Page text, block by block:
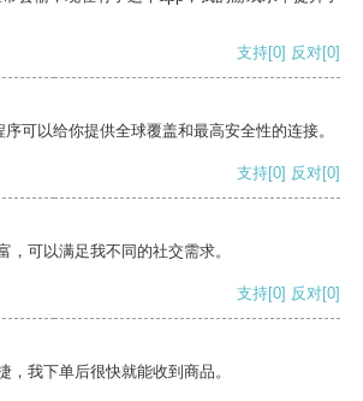
支持[0] 反对[0]
可以给你提供全球覆盖和最高安全性的连接。
支持[0] 反对[0]
，可以满足我不同的社交需求。
支持[0] 反对[0]
，我下单后很快就能收到商品。